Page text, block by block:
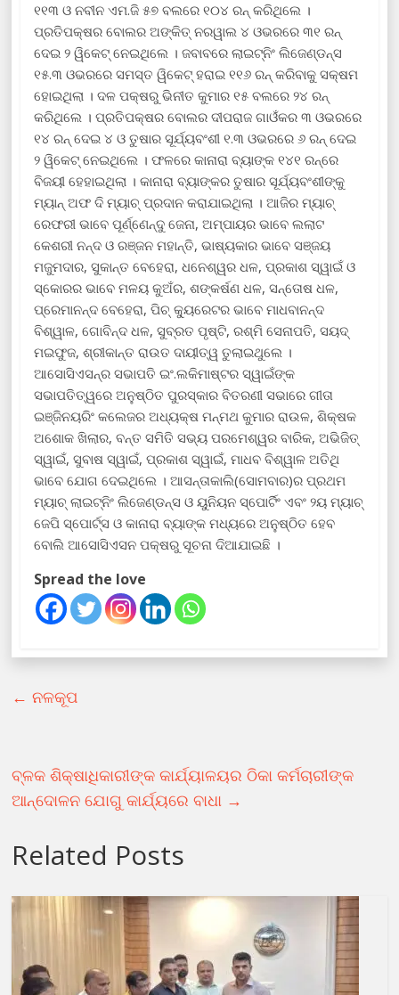
୧୧୩ ଓ ନବୀନ ଏମ.ଜି ୫୭ ବଲରେ ୧୦୪ ରନ୍ କରିଥିଲେ ।
ପ୍ରତିପକ୍ଷର ବୋଲର ଅଙ୍କିତ୍ ନରୱାଲ ୪ ଓଭରରେ ୩୧ ରନ୍
ଦେଇ ୨ ୱିକେଟ୍ ନେଇଥିଲେ । ଜବାବରେ ଲାଇଟ୍‌ନିଂ ଲିଜେଣ୍ଡନ୍ସ
୧୫.୩ ଓଭରରେ ସମସ୍ତ ୱିକେଟ୍ ହରାଇ ୧୧୬ ରନ୍ କରିବାକୁ ସକ୍ଷମ
ହୋଇଥିଲା । ଦଳ ପକ୍ଷରୁ ଭିନୀତ କୁମାର ୧୫ ବଲରେ ୨୪ ରନ୍
କରିଥିଲେ । ପ୍ରତିପକ୍ଷର ବୋଲର ଦୀପରାଜ ଗାଓଁକର ୩ ଓଭରରେ
୧୪ ରନ୍ ଦେଇ ୪ ଓ ତୁଷାର ସୂର୍ଯ୍ୟବଂଶୀ ୧.୩ ଓଭରରେ ୬ ରନ୍ ଦେଇ
୨ ୱିକେଟ୍ ନେଇଥିଲେ । ଫଳରେ କାନାରା ବ୍ୟାଙ୍କ ୧୪୧ ରନ୍‌ରେ
ବିଜୟୀ ହେହାଇଥିଲା । କାନାରା ବ୍ୟାଙ୍କର ତୁଷାର ସୂର୍ଯ୍ୟବଂଶୀଙ୍କୁ
ମ୍ୟାନ୍ ଅଫ ଦି ମ୍ୟାଚ୍ ପ୍ରଦାନ କରାଯାଇଥିଲା । ଆଜିର ମ୍ୟାଚ୍
ରେଫରୀ ଭାବେ ପୂର୍ଣ୍ଣେନ୍ଦୁ ଜେନା, ଅମ୍ପାୟର ଭାବେ ଲଲାଟ
କେଶରୀ ନନ୍ଦ ଓ ରଞ୍ଜନ ମହାନ୍ତି, ଭାଷ୍ୟକାର ଭାବେ ସଞ୍ଜୟ
ମଜୁମଦାର, ସୁକାନ୍ତ ବେହେରା, ଧନେଶ୍ୱର ଧଳ, ପ୍ରକାଶ ସ୍ୱାଇଁ ଓ
ସ୍କୋରର ଭାବେ ମଳୟ କୁଅଁର, ଶଙ୍କର୍ଷଣ ଧଳ, ସନ୍ତୋଷ ଧଳ,
ପ୍ରେମାନନ୍ଦ ବେହେରା, ପିଚ୍ କ୍ୟୁରେଟର ଭାବେ ମାଧବାନନ୍ଦ
ବିଶ୍ୱାଳ, ଗୋବିନ୍ଦ ଧଳ, ସୁବ୍ରତ ପୃଷ୍ଟି, ରଶ୍ମି ସେନାପତି, ସୟଦ୍
ମଇଫୁଜ, ଶ୍ରୀକାନ୍ତ ରାଉତ ଦାୟୀତ୍ୱ ତୁଲାଇଥୁଲେ ।
ଆସୋସିଏସନ୍‌ର ସଭାପତି ଇଂ.ଲକିମାଷ୍ଟର ସ୍ୱାଇଁଙ୍କ
ସଭାପତିତ୍ୱରେ ଅନୁଷ୍ଠିତ ପୁରସ୍କାର ବିତରଣୀ ସଭାରେ ଗୀତା
ଇଞ୍ଜିନୟରିଂ କଲେଜର ଅଧ୍ୟକ୍ଷ ମନ୍ମଥ କୁମାର ରାଉଳ, ଶିକ୍ଷକ
ଅଶୋକ ଖିଲାର, ବନ୍ତ ସମିତି ସଭ୍ୟ ପରମେଶ୍ୱର ବାରିକ, ଅଭିଜିତ୍
ସ୍ୱାଇଁ, ସୁବାଷ ସ୍ୱାଇଁ, ପ୍ରକାଶ ସ୍ୱାଇଁ, ମାଧବ ବିଶ୍ୱାଳ ଅତିଥି
ଭାବେ ଯୋଗ ଦେଇଥିଲେ । ଆସନ୍ତାକାଲି(ସୋମବାର)ର ପ୍ରଥମ
ମ୍ୟାଚ୍ ଲାଇଟ୍‌ନିଂ ଲିଜେଣ୍ଡନ୍ସ ଓ ୟୁନିୟନ ସ୍ପୋର୍ଟିଂ ଏବଂ ୨ୟ ମ୍ୟାଚ୍
ଜେପି ସ୍ପୋର୍ଟ୍ସ ଓ କାନାରା ବ୍ୟାଙ୍କ ମଧ୍ୟରେ ଅନୁଷ୍ଠିତ ହେବ
ବୋଲି ଆସୋସିଏସନ ପକ୍ଷରୁ ସୂଚନା ଦିଆଯାଇଛି ।
Spread the love
← ନଳକୂପ
ବ୍ଳକ ଶିକ୍ଷାଧିକାରୀଙ୍କ କାର୍ଯ୍ୟାଳୟର ଠିକା କର୍ମଚାରୀଙ୍କ
ଆନ୍ଦୋଳନ ଯୋଗୁ କାର୍ଯ୍ୟରେ ବାଧା →
Related Posts